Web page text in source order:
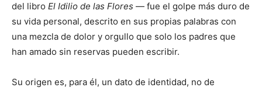
del libro El Idilio de las Flores — fue el golpe más duro de
su vida personal, descrito en sus propias palabras con
una mezcla de dolor y orgullo que solo los padres que
han amado sin reservas pueden escribir.
Su origen es, para él, un dato de identidad, no de